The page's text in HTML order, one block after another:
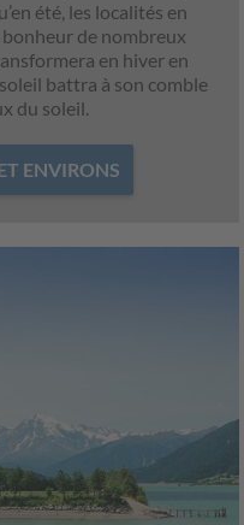
été, les localités en
de nombreux
en hiver en
battra à son comble
du soleil.
ENVIRONS